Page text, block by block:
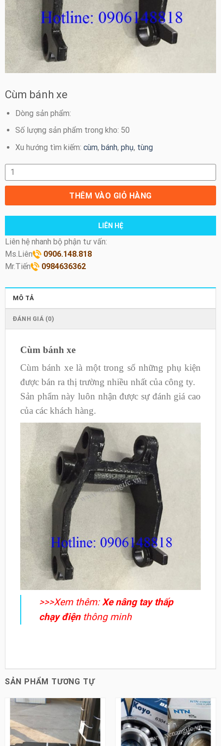
Cùm bánh xe
Dòng sản phẩm:
Số lượng sản phẩm trong kho: 50
Xu hướng tìm kiếm: cùm, bánh, phụ, tùng
Cùm bánh xe số lượng
THÊM VÀO GIỎ HÀNG
LIÊN HỆ
Liên hệ nhanh bộ phận tư vấn:
Ms.Liên
0906.148.818
Mr.Tiến
0984636362
MÔ TẢ
ĐÁNH GIÁ (0)
Cùm bánh xe
Cùm bánh xe là một trong số những phụ kiện
được bán ra thị trường nhiều nhất của công ty.
Sản phẩm này luôn nhận được sự đánh giá cao
của các khách hàng.
>>>Xem thêm: Xe nâng tay thấp
chạy điệnthông minh
SẢN PHẨM TƯƠNG TỰ